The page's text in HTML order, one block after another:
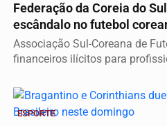
Federação da Coreia do
escândalo no futebol
Associação Sul-Coreana de
financeiros ilícitos para
ESPORTE